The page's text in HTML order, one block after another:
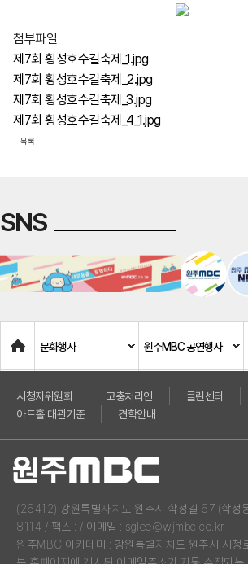
첨부파일
제7회 횡성호수길축제_1.jpg
제7회 횡성호수길축제_2.jpg
제7회 횡성호수길축제_3.jpg
제7회 횡성호수길축제_4_1.jpg
목록
SNS
Home
문화행사 원주MBC 공연행사
시청자위원회 고충처리인 클린센터
아트홀 대관기준
견학안내
(26412) 강원특별자치도 원주시 학성길 67 (학
8114 / 팩스 : / 이메일 : sglee@wjmbc.co.kr
원주MBC 아카데미 : 강원특별자치도 원주시 시